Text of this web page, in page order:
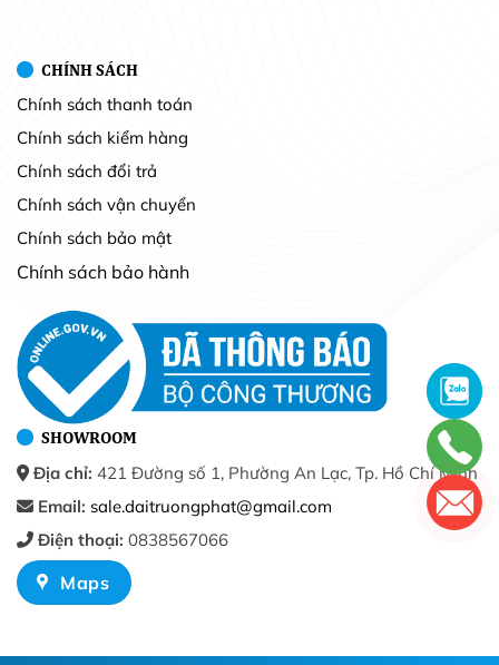
CHÍNH SÁCH
Chính sách thanh toán
Chính sách kiểm hàng
Chính sách đổi trả
Chính sách vận chuyển
Chính sách bảo mật
Chính sách bảo hành
SHOWROOM
Địa chỉ: 421 Đường số 1, Phường An Lạc, Tp. Hồ Chí Minh
Email: sale.daitruongphat@gmail.com
Điện thoại: 0838567066
Maps